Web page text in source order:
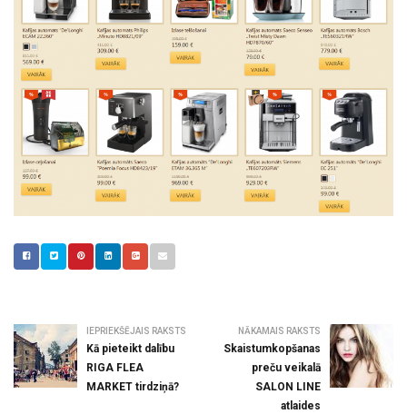
IEPRIEKŠĒJAIS RAKSTS
Kā pieteikt dalību
RIGA FLEA
MARKET tirdziņā?
NĀKAMAIS RAKSTS
Skaistumkopšanas
preču veikalā
SALON LINE
atlaides